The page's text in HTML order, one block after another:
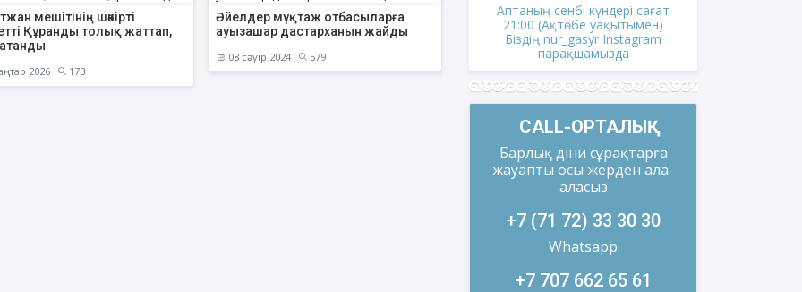
мешітінің шәкірті
Құранды толық жаттап,
2026 173
Әйелдер мұқтаж отбасыларға
ауызашар дастарханын жайды
08 сәуір 2024 579
Аптаның сенбі күндері сағат
21:00 (Ақтөбе уақытымен)
Біздің nur_gasyr Instagram
Аптаның сәрсенбі күндері сағат
21:00 (Ақтөбе уақытымен)
Біздің nur_gasyr Instagram
парақшамызда
Аптаның сенбі күндері сағат
21:00 (Ақтөбе уақытымен)
Біздің nur_gasyr Instagram
парақшамызда
CALL-ОРТАЛЫҚ
Барлық діни сұрақтарға
жауапты осы жерден ала-
аласыз
+7 (71 72) 33 30 30
Whatsapp
+7 707 662 65 61